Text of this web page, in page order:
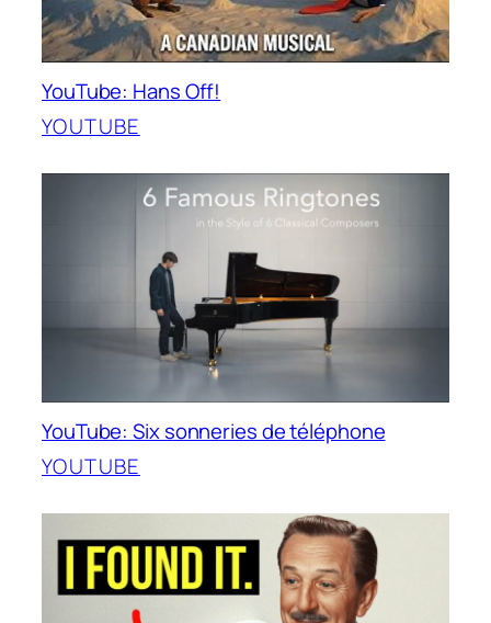
YouTube: Hans Off!
YOUTUBE
YouTube: Six sonneries de téléphone
YOUTUBE